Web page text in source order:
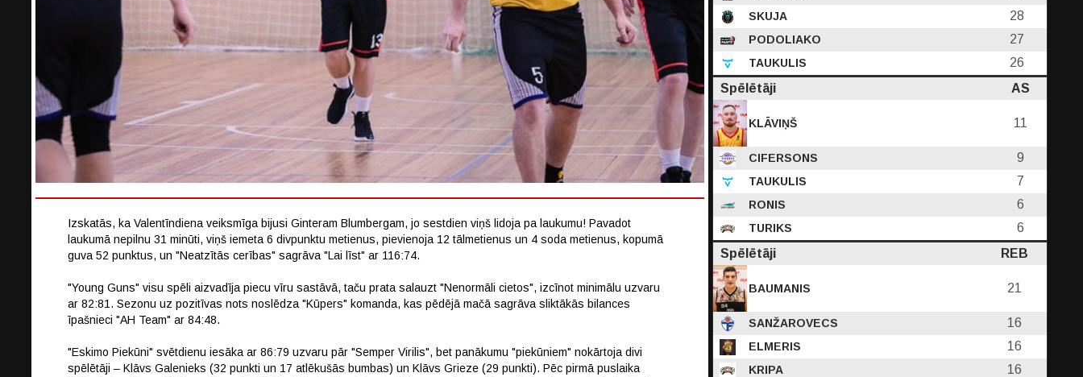
Izskatās, ka Valentīndiena veiksmīga bijusi Ginteram Blumbergam, jo sestdien viņš lidoja pa laukumu! Pavadot
laukumā nepilnu 31 minūti, viņš iemeta 6 divpunktu metienus, pievienoja 12 tālmetienus un 4 soda metienus, kopumā
guva 52 punktus, un "Neatzītās cerības" sagrāva "Lai līst" ar 116:74.
"Young Guns" visu spēli aizvadīja piecu vīru sastāvā, taču prata salauzt "Nenormāli cietos", izcīnot minimālu uzvaru
ar 82:81. Sezonu uz pozitīvas nots noslēdza "Kūpers" komanda, kas pēdējā mačā sagrāva sliktākās bilances
īpašnieci "AH Team" ar 84:48.
"Eskimo Piekūni" svētdienu iesāka ar 86:79 uzvaru pār "Semper Virilis", bet panākumu "piekūniem" nokārtoja divi
spēlētāji – Klāvs Galenieks (32 punkti un 17 atlēkušās bumbas) un Klāvs Grieze (29 punkti). Pēc pirmā puslaika
SKUJA 28
PODOLIAKO 27
TAUKULIS
26
Spēlētāji
AS
KLĀVIŅŠ 11
CIFERSONS 9
TAUKULIS 7
RONIS 6
TURIKS
6
Spēlētāji
REB
BAUMANIS 21
SANŽAROVECS 16
ELMERIS 16
KRIPA 16